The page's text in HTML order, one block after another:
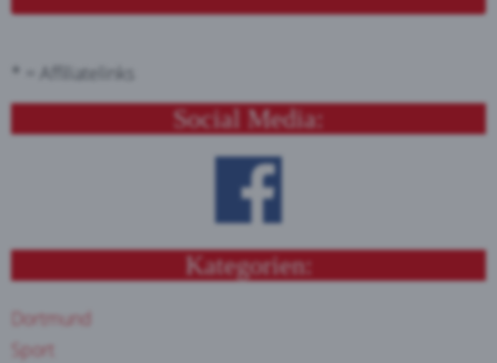
* = Affiliatelinks
Social Media:
Kategorien:
Dortmund
Sport